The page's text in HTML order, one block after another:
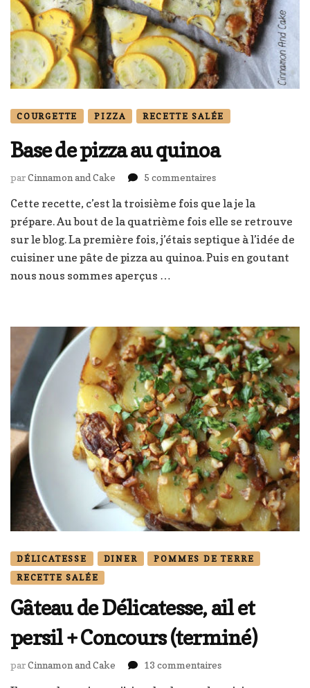
COURGETTE PIZZA RECETTE SALÉE
Base de pizza au quinoa
parCinnamon and Cake 5 commentairessur
de
pizza
au
quinoa
Cette recette, c’est la troisième fois que la je la
prépare. Au bout de la quatrième fois elle se retrouve
sur le blog. La première fois, j’étais septique à l’idée de
cuisiner une pâte de pizza au quinoa. Puis en goutant
nous nous sommes aperçus …
DÉLICATESSE DINER
POMMES DE TERRE
RECETTE SALÉE
Gâteau de Délicatesse, ail et
persil + Concours (terminé)
parCinnamon and Cake 13 commentairessur